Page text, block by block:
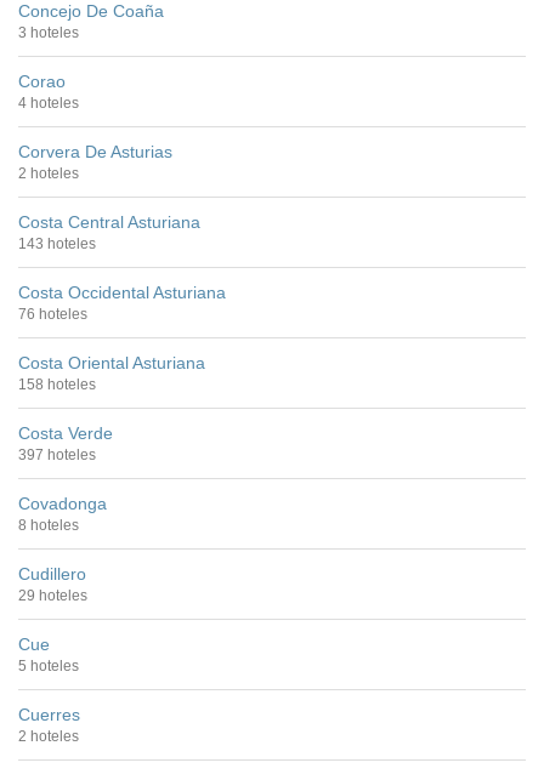
Concejo De Coaña
3 hoteles
Corao
4 hoteles
Corvera De Asturias
2 hoteles
Costa Central Asturiana
143 hoteles
Costa Occidental Asturiana
76 hoteles
Costa Oriental Asturiana
158 hoteles
Costa Verde
397 hoteles
Covadonga
8 hoteles
Cudillero
29 hoteles
Cue
5 hoteles
Cuerres
2 hoteles